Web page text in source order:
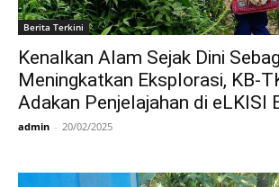
Berita Terkini
Kenalkan Alam Sejak Dini
Meningkatkan Eksplorasi, KB-
Adakan Penjelajahan di eLKISI
admin - 20/02/2025